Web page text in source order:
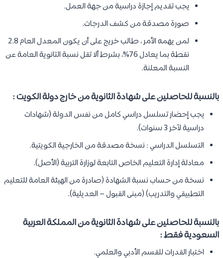
يجب تقديم إجازة دراسية من جهة العمل.
صورة مصدقة من كشف الدرجات.
لمن يهمه الأمر ، طالب خريج على أن يكون المعدل العام 2.8
نقطة بما يعادل 76%، بشرط ألا تقل نسبة الثانوية العامة عن
النسبة المعلنة.
بالنسبة للحاصلين على شهادة الثانوية من خارج دولة الكويت :
يجب إحضار تسلسل دراسي كامل من نفس الدولة (شهادات
دراسية لآخر 3 سنوات).
التسلسل الدراسي : نسخة مصدقة من الخارجية الكويتية.
معادلة إدارة التعليم الخاص التابعة لوزارة التربية (الأصل).
نسخة من حساب نسبة الشهادة (صادرة من الهيئة العامة للتعليم
التطبيقي والتدريب) (مبنى القبول – العديلية).
بالنسبة للحاصلين على شهادة الثانوية من المملكة العربية
السعودية فقط :
اختبار القدرات للقسم الأدبي والعلمي.